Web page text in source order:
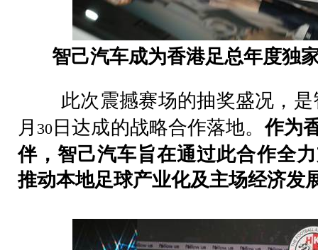
智己汽车成为香港足总年度独
此次震撼赛场的抽奖盛况，是
月 30 日达成的战略合作落地。作为
伴，智己汽车旨在通过此合作全
推动本地足球产业化及主场经济发